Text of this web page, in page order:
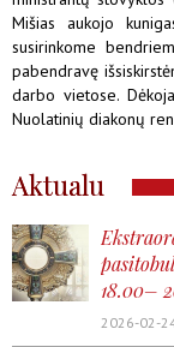
Mišias aukojo
susirinkome
pabendravę
darbo vietose.
Nuolatinių diakonų
Aktualu
18.00–
2026-02-